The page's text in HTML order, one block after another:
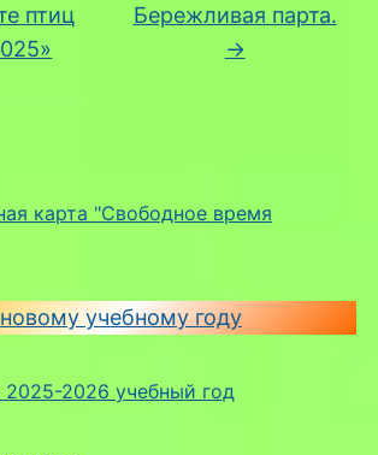
карта "Свободное время
учебному году
2025-2026 учебный год
птиц
Бережливая парта.
→